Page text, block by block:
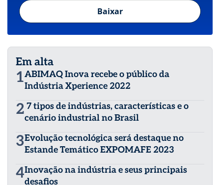
Baixar
Em alta
1ABIMAQ Inova recebe o público da
Indústria Xperience 2022
2 7 tipos de indústrias, características e o
cenário industrial no Brasil
3Evolução tecnológica será destaque no
Estande Temático EXPOMAFE 2023
4Inovação na indústria e seus principais
desafios